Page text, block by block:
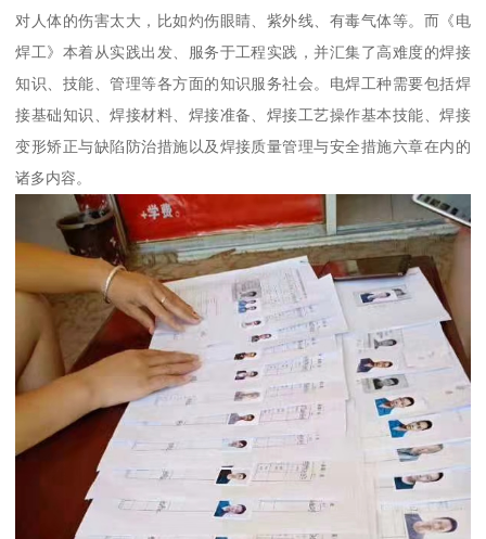
对人体的伤害太大，比如灼伤眼睛、紫外线、有毒气体等。而《电
焊工》本着从实践出发、服务于工程实践，并汇集了高难度的焊接
知识、技能、管理等各方面的知识服务社会。电焊工种需要包括焊
接基础知识、焊接材料、焊接准备、焊接工艺操作基本技能、焊接
变形矫正与缺陷防治措施以及焊接质量管理与安全措施六章在内的
诸多内容。